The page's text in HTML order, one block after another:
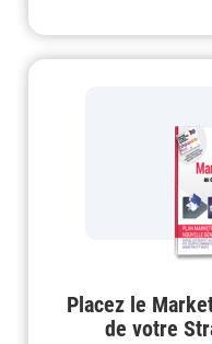
Placez le
de votre